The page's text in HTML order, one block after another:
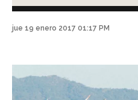
jue 19 enero 2017 01:17 PM